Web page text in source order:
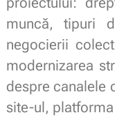
muncă, tipuri
negocierii
modernizarea
despre canalele
site-ul,